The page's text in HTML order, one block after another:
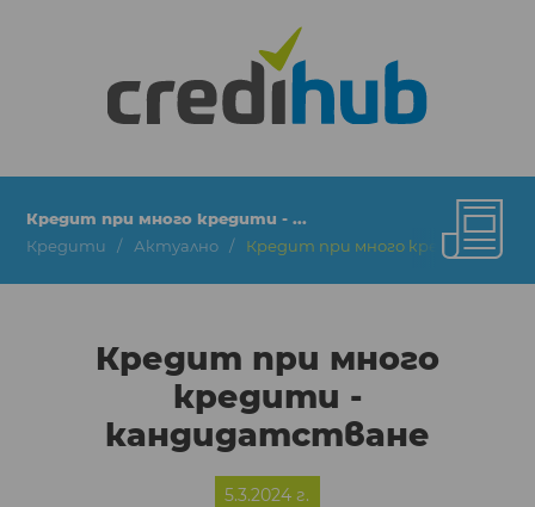
Кредит при много кредити - ...
Кредити Актуално Кредит при много кредити -
Кредит при много
кредити -
кандидатстване
5.3.2024 г.